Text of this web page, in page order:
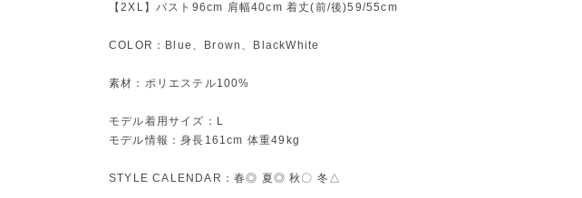
【2XL】バスト96cm 肩幅40cm 着丈(前/後)59/55cm
COLOR：Blue、Brown、BlackWhite
素材：ポリエステル100%
モデル着用サイズ：L
モデル情報：身長161cm 体重49kg
STYLE CALENDAR：春◎ 夏◎ 秋〇 冬△